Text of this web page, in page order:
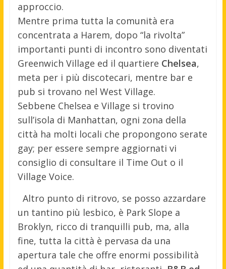
approccio.
Mentre prima tutta la comunità era
concentrata a Harem, dopo “la rivolta”
importanti punti di incontro sono diventati
Greenwich Village ed il quartiere Chelsea,
meta per i più discotecari, mentre bar e
pub si trovano nel West Village.
Sebbene Chelsea e Village si trovino
sull’isola di Manhattan, ogni zona della
città ha molti locali che propongono serate
gay; per essere sempre aggiornati vi
consiglio di consultare il Time Out o il
Village Voice.
Altro punto di ritrovo, se posso azzardare
un tantino più lesbico, è Park Slope a
Broklyn, ricco di tranquilli pub, ma, alla
fine, tutta la città è pervasa da una
apertura tale che offre enormi possibilità